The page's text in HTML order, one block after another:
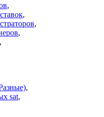
,
,
,
,
,
,
sat,